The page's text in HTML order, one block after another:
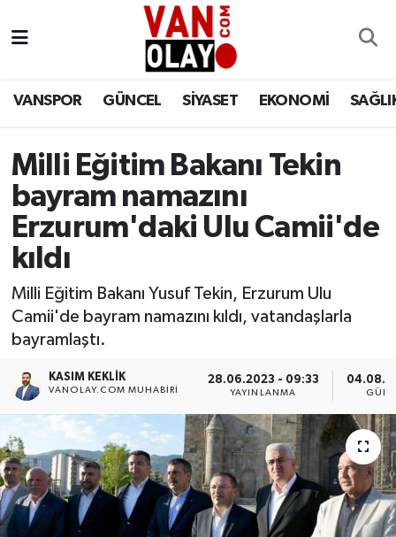
VANSPOR GÜNCEL SİYASET EKONOMİ
Milli Eğitim Bakanı Tekin
bayram namazını
Erzurum'daki Ulu Camii'de
kıldı
Milli Eğitim Bakanı Yusuf Tekin, Erzurum Ulu
Camii'de bayram namazını kıldı, vatandaşlarla
bayramlaştı.
KASIM KEKLIK
VANOLAY.COM MUHABIRI
28.06.2023 - 09:33
YAYINLANMA
Siyaset
Ekonomi
Sağlık
Eğitim
Bilim & Teknoloji
Dünya
RESMİ İLANLAR
Van Nöbetçi Eczaneler
Van Namaz Vakitleri
Van Trafik Yoğunluk Haritası
Süper Lig Puan Durumu ve Fikstür
Tüm Manşetler
Son Dakika Haberleri
Haber Arşivi